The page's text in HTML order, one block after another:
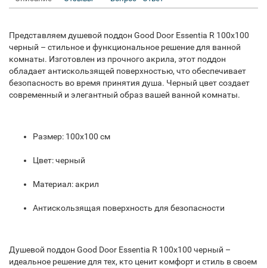
Представляем душевой поддон Good Door Essentia R 100x100
черный – стильное и функциональное решение для ванной
комнаты. Изготовлен из прочного акрила, этот поддон
обладает антискользящей поверхностью, что обеспечивает
безопасность во время принятия душа. Черный цвет создает
современный и элегантный образ вашей ванной комнаты.
Размер: 100x100 см
Цвет: черный
Материал: акрил
Антискользящая поверхность для безопасности
Душевой поддон Good Door Essentia R 100x100 черный –
идеальное решение для тех, кто ценит комфорт и стиль в своем